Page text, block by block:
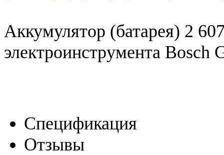
Аккумулятор (батарея) 2
электроинструмента
Спецификация
Отзывы